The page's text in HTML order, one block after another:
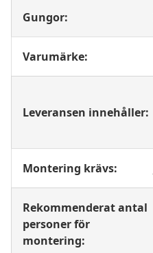
Gungor:
Varumärke:
Leveransen innehåller:
Montering krävs:
Rekommenderat antal
personer för
montering: